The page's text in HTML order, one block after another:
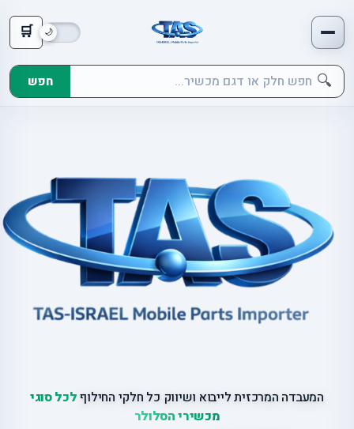
🛒
🔍 חפש
המעבדה המרכזית לייבוא ושיווק כל חלקי החילוףלכל סוגי
מכשירי הסלולר